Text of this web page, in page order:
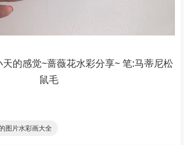
的感觉~蔷薇花水彩分享~ 笔:马蒂尼松
鼠毛
图片水彩画大全